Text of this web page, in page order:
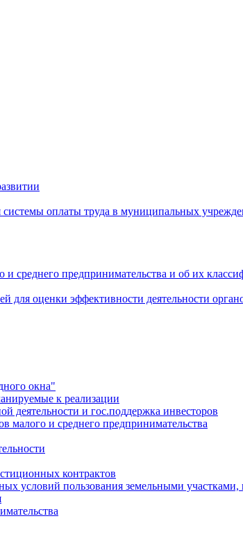
оплаты труда в муниципальных
среднего предпринимательства и об их
для оценки эффективности деятельности
окна"
к реализации
деятельности и гос.поддержка инвесторов
малого и среднего предпринимательства
контрактов
условий пользования земельными